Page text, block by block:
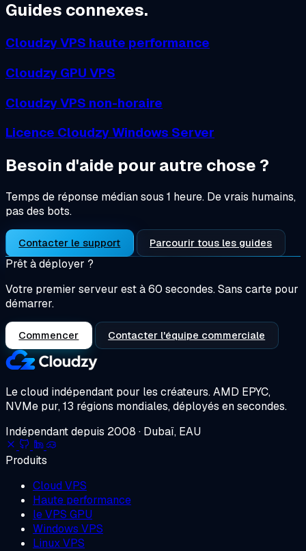
Guides connexes.
Cloudzy VPS haute performance
Cloudzy GPU VPS
Cloudzy VPS non-horaire
Licence Cloudzy Windows Server
Besoin d'aide pour autre chose ?
Temps de réponse médian sous 1 heure. De vrais humains,
pas des bots.
Contacter le support Parcourir tous les guides
Prêt à déployer ?
Votre premier serveur est à 60 secondes. Sans carte pour
démarrer.
Commencer Contacter l'équipe commerciale
Le cloud indépendant pour les créateurs.AMD EPYC,
NVMe pur, 13 régions mondiales, déployés en secondes.
Indépendant depuis 2008 · Dubaï, EAU
Produits
Cloud VPS
Haute performance
le VPS GPU
Windows VPS
Linux VPS